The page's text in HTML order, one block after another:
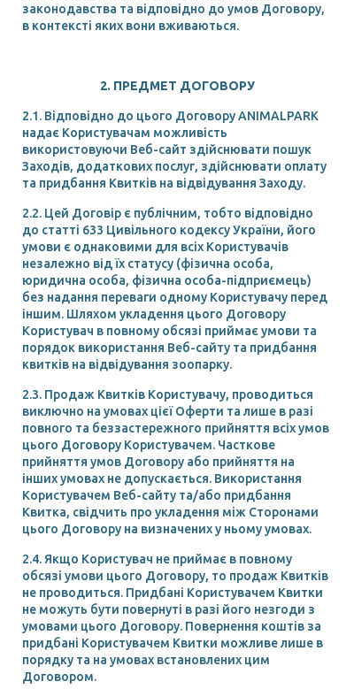
законодавства та відповідно до умов Договору,
в контексті яких вони вживаються.
2. ПРЕДМЕТ ДОГОВОРУ
2.1. Відповідно до цього Договору ANIMALPARK
надає Користувачам можливість
використовуючи Веб-сайт здійснювати пошук
Заходів, додаткових послуг, здійснювати оплату
та придбання Квитків на відвідування Заходу.
2.2. Цей Договір є публічним, тобто відповідно
до статті 633 Цивільного кодексу України, його
умови є однаковими для всіх Користувачів
незалежно від їх статусу (фізична особа,
юридична особа, фізична особа-підприємець)
без надання переваги одному Користувачу перед
іншим. Шляхом укладення цього Договору
Користувач в повному обсязі приймає умови та
порядок використання Веб-сайту та придбання
квитків на відвідування зоопарку.
2.3. Продаж Квитків Користувачу, проводиться
виключно на умовах цієї Оферти та лише в разі
повного та беззастережного прийняття всіх умов
цього Договору Користувачем. Часткове
прийняття умов Договору або прийняття на
інших умовах не допускається. Використання
Користувачем Веб-сайту та/або придбання
Квитка, свідчить про укладення між Сторонами
цього Договору на визначених у ньому умовах.
2.4. Якщо Користувач не приймає в повному
обсязі умови цього Договору, то продаж Квитків
не проводиться. Придбані Користувачем Квитки
не можуть бути повернуті в разі його незгоди з
умовами цього Договору. Повернення коштів за
придбані Користувачем Квитки можливе лише в
порядку та на умовах встановлених цим
Договором.